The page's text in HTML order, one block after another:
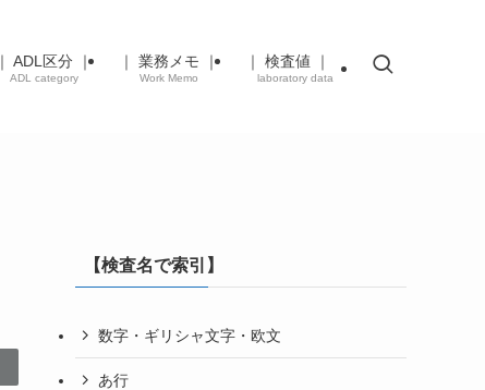
｜ ADL区分 ｜
ADL category
｜ 業務メモ ｜
Work Memo
｜ 検査値 ｜
laboratory data
【検査名で索引】
数字・ギリシャ文字・欧文
あ行